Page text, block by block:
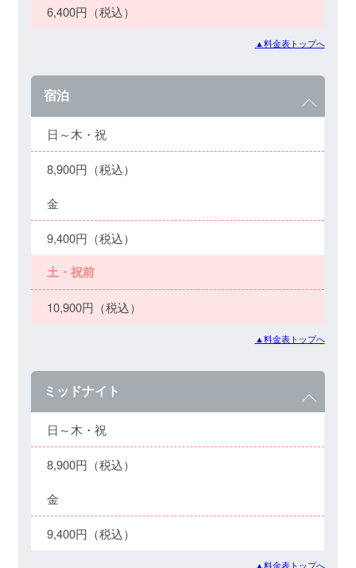
6,400円（税込）
▲料金表トップへ
宿泊
日～木・祝
8,900円（税込）
金
9,400円（税込）
土・祝前
10,900円（税込）
▲料金表トップへ
ミッドナイト
日～木・祝
8,900円（税込）
金
9,400円（税込）
▲料金表トップへ